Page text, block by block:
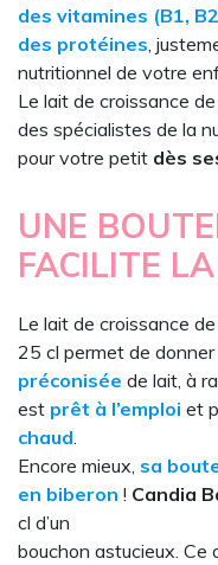
des vitamines (B1,
des protéines ,
nutritionnel de votre
Le lait de croissance de
des spécialistes de la
pour votre petit dès
UNE
FACILITE
Le lait de croissance de
25 cl permet de donner
préconisée de lait, à
est prêt à l’emploi et
chaud
Encore mieux, sa
en biberon ! Candia
cl d’un
bouchon astucieux. Ce